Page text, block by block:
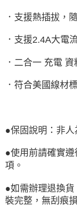
．支援熱插拔，
．支援2.4A大電
．二合一 充電
．符合美國線材
●保固說明：非人
●使用前請確實
項。
●如需辦理退換
裝完整，無刮痕